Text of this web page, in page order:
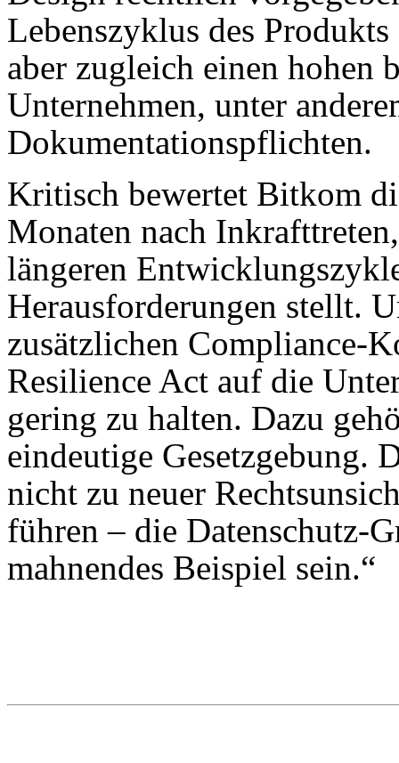
Lebenszyklus des
aber zugleich einen hohen
Unternehmen, unter
Dokumentationspflichten.
Kritisch bewertet Bitkom
Monaten nach
längeren
Herausforderungen stellt.
zusätzlichen Compliance-
Resilience Act auf die
gering zu halten. Dazu
eindeutige Gesetzgebung.
nicht zu neuer
führen – die Datenschutz-
mahnendes Beispiel sein.“